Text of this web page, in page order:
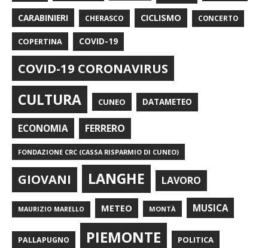
CARABINIERI CHERASCO CICLISMO CONCERTO
COPERTINA COVID-19
COVID-19 CORONAVIRUS
CULTURA CUNEO DATAMETEO
ECONOMIA FERRERO
FONDAZIONE CRC (CASSA RISPARMIO DI CUNEO)
GIOVANI LANGHE LAVORO
MAURIZIO MARELLO METEO MONTÀ MUSICA
PALLAPUGNO PIEMONTE POLITICA